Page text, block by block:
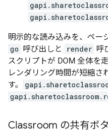
明示的な読み込みを、ペー
go 呼び出しと render 呼
スクリプトが DOM 全体を
レンダリング時間が短縮さ
す。
Classroom の共有ボ